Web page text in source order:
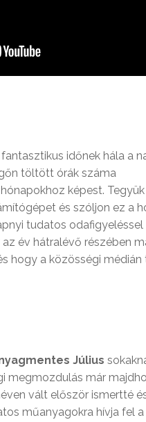
időnek hála a
töltött órák száma
képest.
és szóljon ez a
tudatos odafigyeléssel
év hátralévő részében
hogy a közösségi médián
Július
megmozdulás már
vált először ismertté
műanyagokra hívja fel